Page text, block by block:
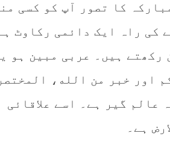
کا تصور آپ کو کسی
کی راہ ایک دائمی رکاوٹ
رکھتے ہیں۔ عربی مبین ہو
اور خبر من الله،
عالم گیر ہے۔ اسے علاقائی
ہے۔